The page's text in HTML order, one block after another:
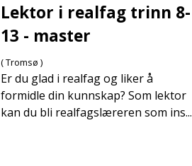
Lektor i realfag trinn 8-
13 - master
( Tromsø )
Er du glad i realfag og liker å
formidle din kunnskap? Som lektor
kan du bli realfagslæreren som ins...